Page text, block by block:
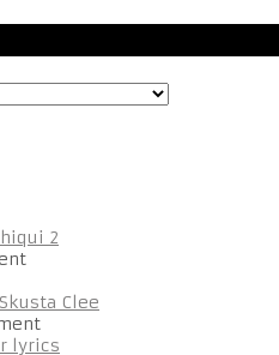
2
Clee